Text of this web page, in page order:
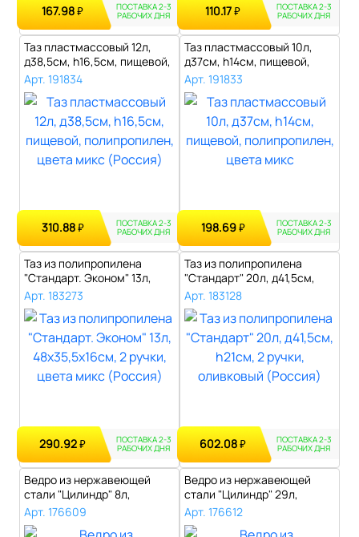
167.98₽ ПОСТАВКА 2-3
РАБОЧИХ ДНЯ 110.17₽ ПОСТАВКА 2-3
РАБОЧИХ ДНЯ
Таз пластмассовый 12л,
д38,5см, h16,5см, пищевой,
полип..
Арт. 191834
310.88₽ ПОСТАВКА 2-3
РАБОЧИХ ДНЯ
Таз пластмассовый 10л,
д37см, h14см, пищевой,
полипропи..
Арт. 191833
198.69₽ ПОСТАВКА 2-3
РАБОЧИХ ДНЯ
Таз из полипропилена
"Стандарт. Эконом" 13л,
48х35,5х16..
Арт. 183273
290.92₽ ПОСТАВКА 2-3
РАБОЧИХ ДНЯ
Таз из полипропилена
"Стандарт" 20л, д41,5см,
h21см, 2 ..
Арт. 183128
602.08₽ ПОСТАВКА 2-3
РАБОЧИХ ДНЯ
Ведро из нержавеющей
стали "Цилиндр" 8л,
д23,5см h23,3с..
Арт. 176609
Ведро из нержавеющей
стали "Цилиндр" 29л,
д36,5см h33,8..
Арт. 176612